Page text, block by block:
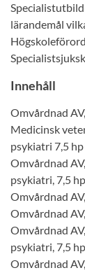
lärandemål
Innehåll
Omvårdnad
Medicinsk
psykiatri 7,5 hp
Omvårdnad
psykiatri, 7,5 hp
Omvårdnad
Omvårdnad
Omvårdnad
psykiatri, 7,5 hp
Omvårdnad